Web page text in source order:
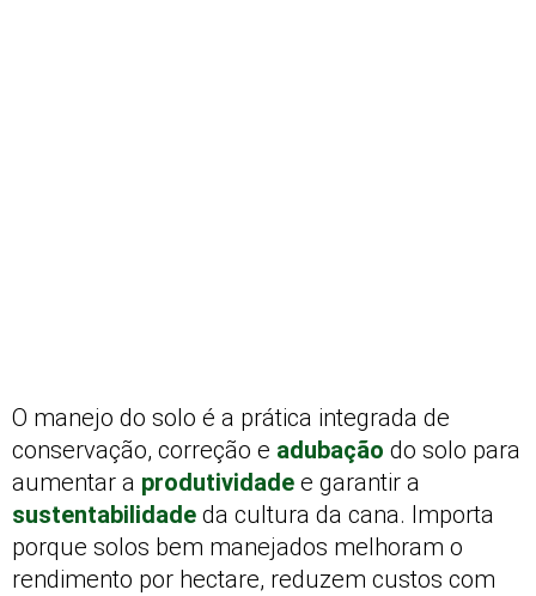
O manejo do solo é a prática integrada de
conservação, correção e adubação do solo para
aumentar a produtividade e garantir a
sustentabilidade da cultura da cana. Importa
porque solos bem manejados melhoram o
rendimento por hectare, reduzem custos com